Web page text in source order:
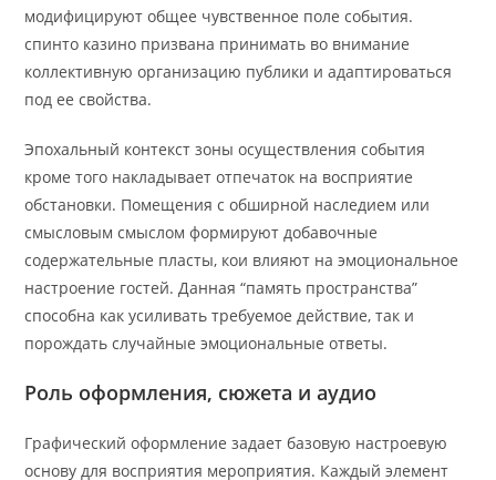
модифицируют общее чувственное поле события.
спинто казино призвана принимать во внимание
коллективную организацию публики и адаптироваться
под ее свойства.
Эпохальный контекст зоны осуществления события
кроме того накладывает отпечаток на восприятие
обстановки. Помещения с обширной наследием или
смысловым смыслом формируют добавочные
содержательные пласты, кои влияют на эмоциональное
настроение гостей. Данная “память пространства”
способна как усиливать требуемое действие, так и
порождать случайные эмоциональные ответы.
Роль оформления, сюжета и аудио
Графический оформление задает базовую настроевую
основу для восприятия мероприятия. Каждый элемент